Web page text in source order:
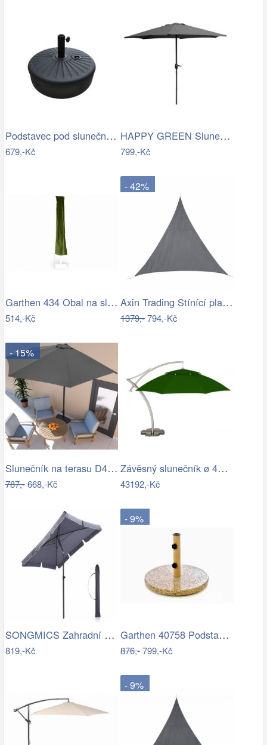
Podstavec pod slunečník Houseland Bixi…
679,-Kč
HAPPY GREEN Slunečník s kličkou 230 cm,…
799,-Kč
Garthen 434 Obal na slunečník s…
514,-Kč
- 42%
Axin Trading Stínící plachta…
1379,-794,-Kč
- 15%
Slunečník na terasu D4164 Dekorhome
787,-668,-Kč
Závěsný slunečník ø 420 cm
43192,-Kč
SONGMICS Zahradní slunečník Royal…
819,-Kč
- 9%
Garthen 40758 Podstavec na slunečník…
876,-799,-Kč
- 9%